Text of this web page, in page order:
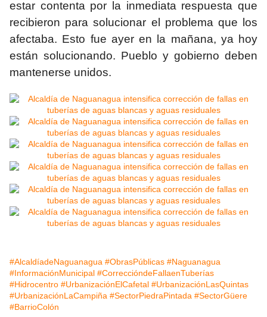
estar contenta por la inmediata respuesta que
recibieron para solucionar el problema que los
afectaba. Esto fue ayer en la mañana, ya hoy
están solucionando. Pueblo y gobierno deben
mantenerse unidos.
#AlcaldíadeNaguanagua #ObrasPúblicas #Naguanagua
#InformaciónMunicipal #CorreccióndeFallaenTuberías
#Hidrocentro #UrbanizaciónElCafetal #UrbanizaciónLasQuintas
#UrbanizaciónLaCampiña #SectorPiedraPintada #SectorGüere
#BarrioColón